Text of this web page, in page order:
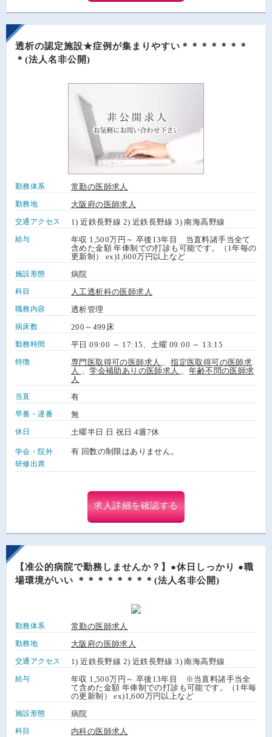
透析の認定施設★症例が集まりやすい＊＊＊＊＊＊＊
＊(法人名非公開)
勤務体系 常勤の医師求人
勤務地 大阪府の医師求人
交通アクセス 1) 近鉄長野線 2) 近鉄長野線 3) 南海高野線
給与
年収 1,500万円～ 卒後13年目 当直料諸手当全て
含めた金額 年俸制での打診も可能です。（1年毎の
更新制） ex)1,600万円以上など
施設形態 病院
科目 人工透析科の医師求人
職務内容 透析管理
病床数 200～499床
勤務時間 平日 09:00 ～ 17:15、土曜 09:00 ～ 13:15
特徴 専門医取得可の医師求人 、指定医取得可の医師求
人
、学会補助ありの医師求人 、年齢不問の医師求
人
当直 有
早番・遅番 無
休日 土曜半日 日 祝日 4週7休
学会・院外
研修出席
有 回数の制限はありません。
求人詳細を確認する
【准公的病院で勤務しませんか？】●休日しっかり ●職
場環境がいい ＊＊＊＊＊＊＊＊(法人名非公開)
勤務体系 常勤の医師求人
勤務地 大阪府の医師求人
交通アクセス 1) 近鉄長野線 2) 近鉄長野線 3) 南海高野線
給与
年収 1,500万円～ 卒後13年目 ※当直料諸手当全
て含めた金額 年俸制での打診も可能です。（1年毎
の更新制） ex)1,600万円以上など
施設形態 病院
科目 内科の医師求人